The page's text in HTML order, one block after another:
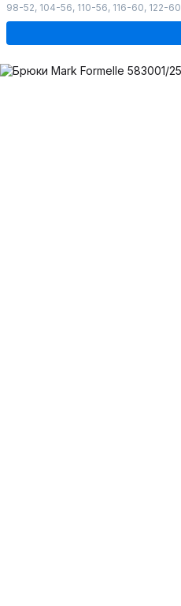
98-52, 104-56, 110-56, 116-60, 122-60